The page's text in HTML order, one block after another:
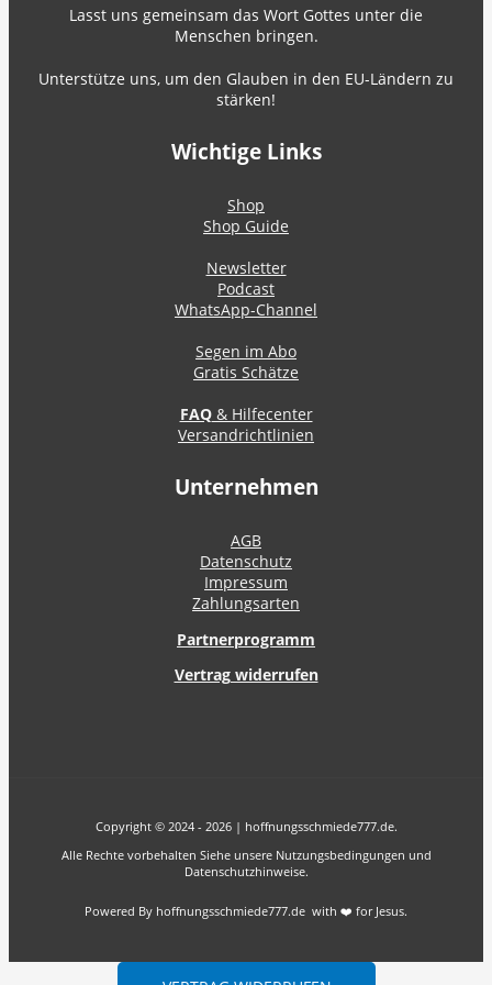
Lasst uns gemeinsam das Wort Gottes unter die
Menschen bringen.
Unterstütze uns, um den Glauben in den EU-Ländern zu
stärken!
Wichtige Links
Shop
Shop Guide
Newsletter
Podcast
WhatsApp-Channel
Segen im Abo
Gratis Schätze
FAQ& Hilfecenter
Versandrichtlinien
Unternehmen
AGB
Datenschutz
Impressum
Zahlungsarten
Partnerprogramm
Vertrag widerrufen
Copyright © 2024 - 2026 | hoffnungsschmiede777.de.
Alle Rechte vorbehalten Siehe unsere Nutzungsbedingungen und
Datenschutzhinweise.
Powered By hoffnungsschmiede777.de with ❤️ for Jesus.